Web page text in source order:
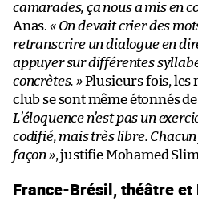
camarades, ça nous a mis en
Anas. « On devait crier des
retranscrire un dialogue en
appuyer sur différentes
concrètes. »Plusieurs fois, les
club se sont même étonnés
L’éloquence n’est pas un
codifié, mais très libre. Chacun
façon », justifie Mohamed
France-Brésil, théâtre et